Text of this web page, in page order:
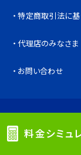
料金シミュ
特定商取引法に基
代理店のみなさま
お問い合わせ
Copyright ©